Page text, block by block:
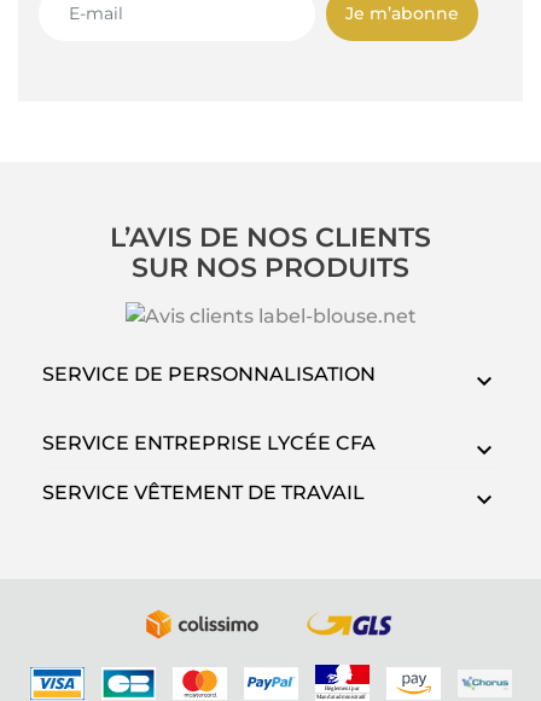
Je m’abonne
L’AVIS DE NOS CLIENTS
SUR NOS PRODUITS
SERVICE DE PERSONNALISATION
SERVICE ENTREPRISE LYCÉE CFA
SERVICE VÊTEMENT DE TRAVAIL